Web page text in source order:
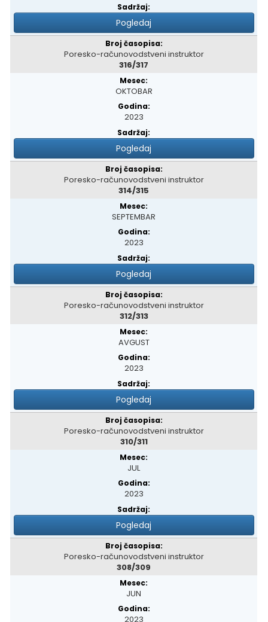
Pogledaj
Poresko-računovodstveni instruktor
316/317
OKTOBAR
2023
Pogledaj
Poresko-računovodstveni instruktor
314/315
SEPTEMBAR
2023
Pogledaj
Poresko-računovodstveni instruktor
312/313
AVGUST
2023
Pogledaj
Poresko-računovodstveni instruktor
310/311
JUL
2023
Pogledaj
Poresko-računovodstveni instruktor
308/309
JUN
2023